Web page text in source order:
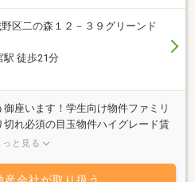
区二の森１２－３９グリーンド
駅 徒歩21分
座います！学生向け物件ファミリ
れ必須の目玉物件ハイグレード賃
物件で皆様からのお問合せをお待
っと見る